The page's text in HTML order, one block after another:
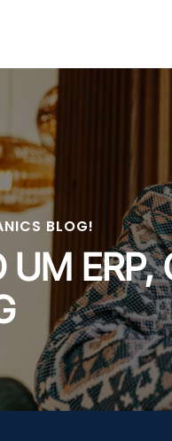
BLOG!
UM